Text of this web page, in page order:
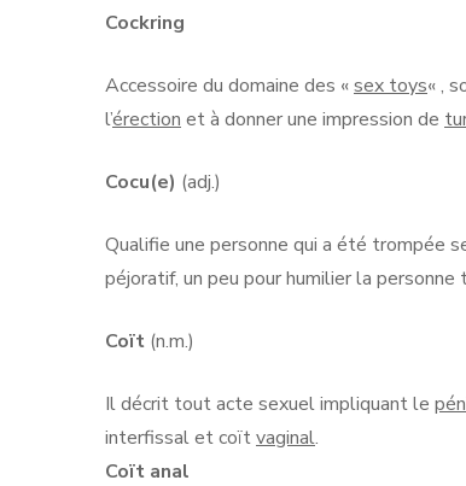
Cockring
Accessoire du domaine des «sex toys« ,
l’érection et à donner une impression de
Cocu(e) (adj.)
Qualifie une personne qui a été trompée
péjoratif, un peu pour humilier la
Coït (n.m.)
Il décrit tout acte sexuel impliquant le
interfissal et coïtvaginal.
Coït anal